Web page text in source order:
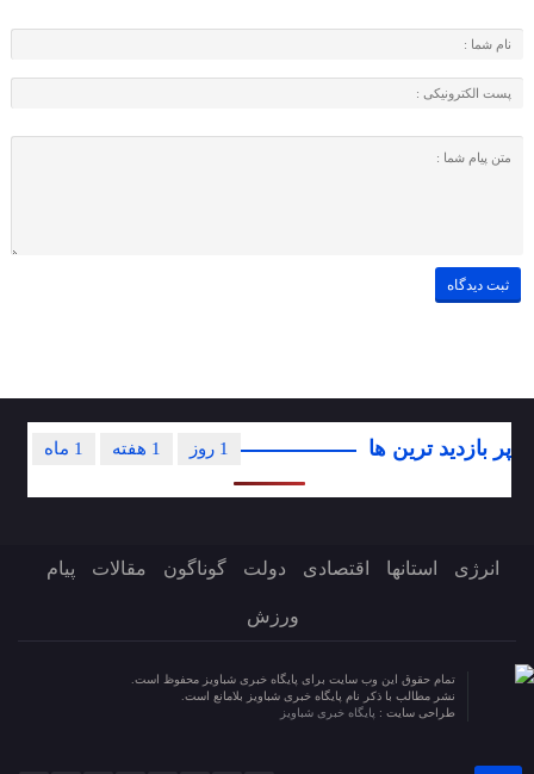
پر بازدید ترین ها 1 ماه 1 هفته 1 روز
انرژی استانها اقتصادی دولت گوناگون مقالات پیام
ورزش
تمام حقوق این وب سایت برای پایگاه خبری شباویز محفوظ است.
نشر مطالب با ذکر نام پایگاه خبری شباویز بلامانع است.
طراحی سایت : پایگاه خبری شباویز